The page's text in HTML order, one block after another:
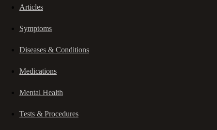
Articles
Symptoms
Diseases & Conditions
Medications
Mental Health
Tests & Procedures